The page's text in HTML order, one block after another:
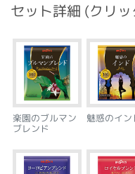
セット詳細 (クリ
楽園のブルマン
ブレンド
魅惑のイン